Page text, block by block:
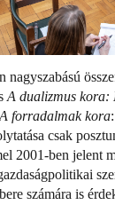
nagyszabású
A dualizmus kora:
A forradalmak kora:
csak
2001-ben jelent
számára is